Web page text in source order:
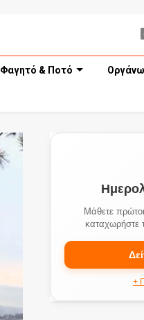
Φαγητό & Ποτό
Μάθετε
καταχωρήστε
+